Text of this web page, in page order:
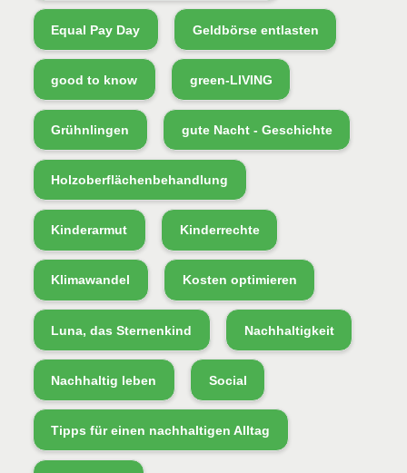
Equal Pay Day Geldbörse entlasten
good to know green-LIVING
Grühnlingen gute Nacht - Geschichte
Holzoberflächenbehandlung
Kinderarmut Kinderrechte
Klimawandel Kosten optimieren
Luna, das Sternenkind Nachhaltigkeit
Nachhaltig leben Social
Tipps für einen nachhaltigen Alltag